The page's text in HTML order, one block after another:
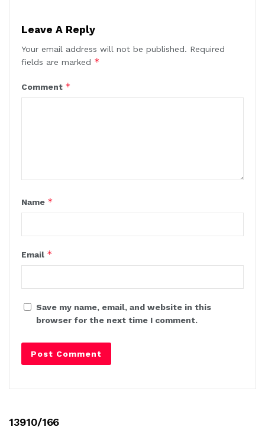
Leave A Reply
Your email address will not be published. Required
fields are marked *
Comment *
Name *
Email *
Save my name, email, and website in this
browser for the next time I comment.
13910/166